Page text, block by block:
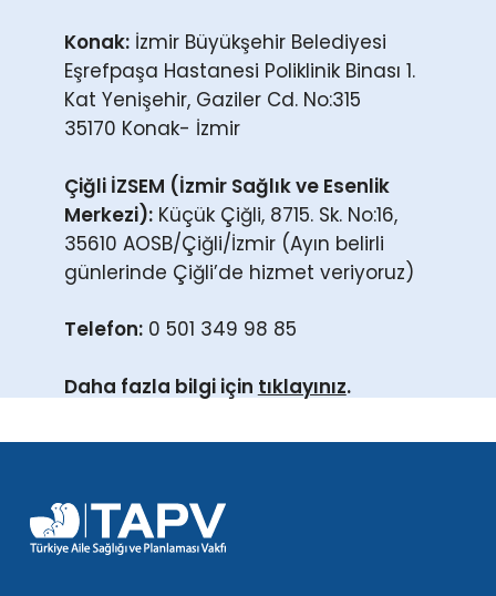
Konak:İzmir Büyükşehir Belediyesi
Eşrefpaşa Hastanesi Poliklinik Binası 1.
Kat Yenişehir, Gaziler Cd. No:315
35170 Konak- İzmir
Çiğli İZSEM (İzmir Sağlık ve Esenlik
Merkezi):Küçük Çiğli, 8715. Sk. No:16,
35610 AOSB/Çiğli/İzmir (Ayın belirli
günlerinde Çiğli’de hizmet veriyoruz)
Telefon:0 501 349 98 85
Daha fazla bilgi için tıklayınız.